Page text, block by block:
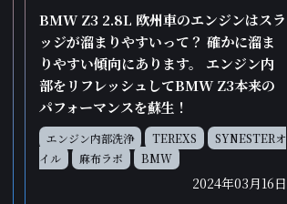
BMW Z3 2.8L 欧州車のエンジンはスラ
ッジが溜まりやすいって？ 確かに溜ま
りやすい傾向にあります。 エンジン内
部をリフレッシュしてBMW Z3本来の
パフォーマンスを蘇生！
エンジン内部洗浄 TEREXS
SYNESTERオ
イル
麻布ラボ BMW
2024年03月16日